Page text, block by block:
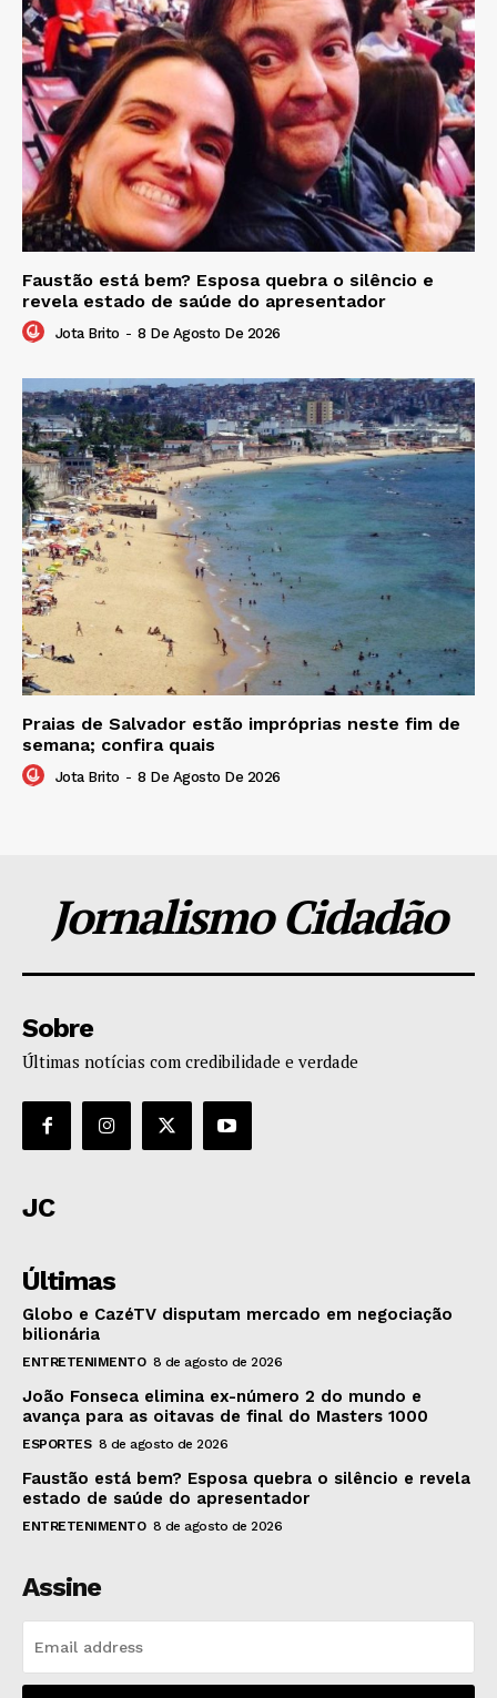
Faustão está bem? Esposa quebra o silêncio e
revela estado de saúde do apresentador
Jota Brito - 8 De Agosto De 2026
Praias de Salvador estão impróprias neste fim de
semana; confira quais
Jota Brito - 8 De Agosto De 2026
Jornalismo Cidadão
Sobre
Últimas notícias com credibilidade e verdade
JC
Últimas
Globo e CazéTV disputam mercado em negociação
bilionária
ENTRETENIMENTO 8 de agosto de 2026
João Fonseca elimina ex-número 2 do mundo e
avança para as oitavas de final do Masters 1000
ESPORTES 8 de agosto de 2026
Faustão está bem? Esposa quebra o silêncio e revela
estado de saúde do apresentador
ENTRETENIMENTO 8 de agosto de 2026
Assine